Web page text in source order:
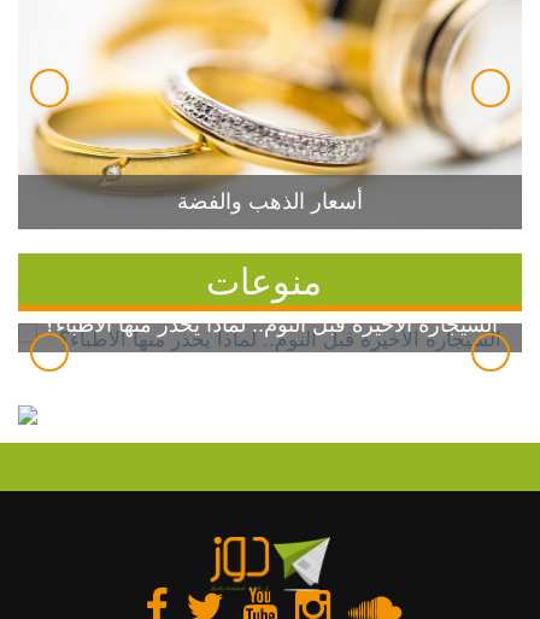
أسعار الذهب والفضة
منوعات
السيجارة الأخيرة قبل النوم.. لماذا يحذر منها الأطباء؟